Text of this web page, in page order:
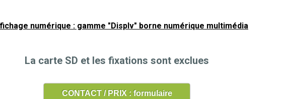
numérique : gamme "Displv" borne numérique multimédia
La carte SD et les fixations sont exclues
CONTACT / PRIX : formulaire